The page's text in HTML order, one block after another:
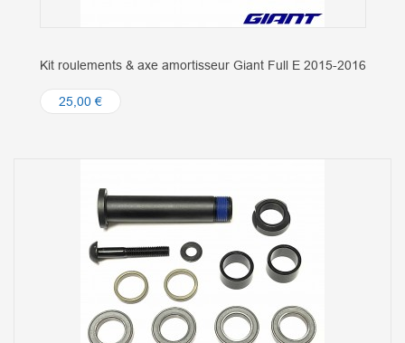
Kit roulements & axe amortisseur Giant Full E 2015-2016
25,00 €